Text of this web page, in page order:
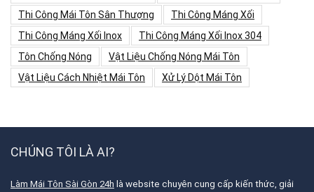
Thi Công Mái Tôn Sân Thượng
Thi Công Máng Xối
Thi Công Máng Xối Inox
Thi Công Máng Xối Inox 304
Tôn Chống Nóng
Vật Liệu Chống Nóng Mái Tôn
Vật Liệu Cách Nhiệt Mái Tôn
Xử Lý Dột Mái Tôn
CHÚNG TÔI LÀ AI?
Làm Mái Tôn Sài Gòn 24h là website chuyên cung cấp kiến thức, giải